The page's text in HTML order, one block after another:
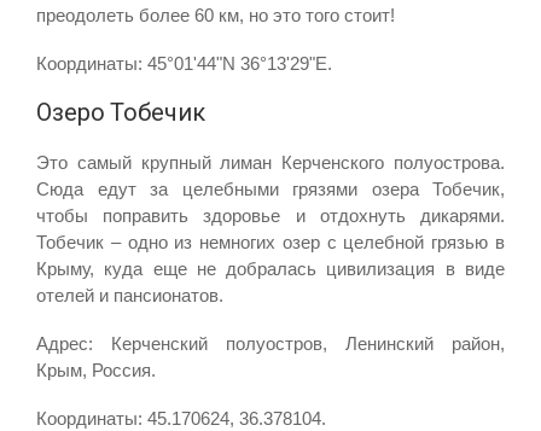
преодолеть более 60 км, но это того стоит!
Координаты: 45°01'44"N 36°13'29"E.
Озеро Тобечик
Это самый крупный лиман Керченского полуострова.
Сюда едут за целебными грязями озера Тобечик,
чтобы поправить здоровье и отдохнуть дикарями.
Тобечик – одно из немногих озер с целебной грязью в
Крыму, куда еще не добралась цивилизация в виде
отелей и пансионатов.
Адрес: Керченский полуостров, Ленинский район,
Крым, Россия.
Координаты: 45.170624, 36.378104.